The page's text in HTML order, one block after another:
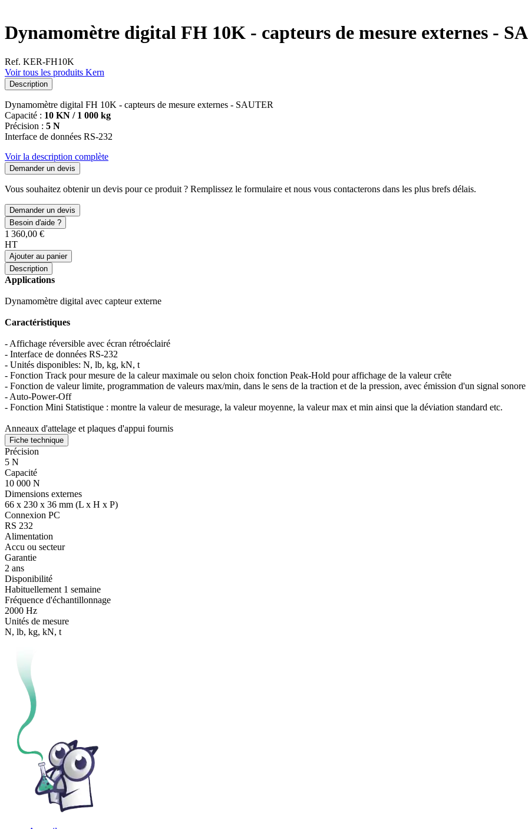
Dynamomètre digital FH 10K - capteurs de mesure externes -
Ref. KER-FH10K
Voir tous les produits Kern
Description
Dynamomètre digital FH 10K - capteurs de mesure externes - SAUTER
Capacité : 10 KN / 1 000 kg
Précision : 5 N
Interface de données RS-232
Voir la description complète
Demander un devis
Vous souhaitez obtenir un devis pour ce produit ? Remplissez le formulaire et nous vous contacterons dans les plus brefs délais.
Demander un devis
Besoin d'aide ?
1 360,00 €
HT
Ajouter au panier
Description
Applications
Dynamomètre digital avec capteur externe
Caractéristiques
- Affichage réversible avec écran rétroéclairé
- Interface de données RS-232
- Unités disponibles: N, lb, kg, kN, t
- Fonction Track pour mesure de la caleur maximale ou selon choix fonction Peak-Hold pour affichage de la valeur crête
- Fonction de valeur limite, programmation de valeurs max/min, dans le sens de la traction et de la pression, avec émission d'un signal sonore
- Auto-Power-Off
- Fonction Mini Statistique : montre la valeur de mesurage, la valeur moyenne, la valeur max et min ainsi que la déviation standard etc.
Anneaux d'attelage et plaques d'appui fournis
Fiche technique
Précision
5 N
Capacité
10 000 N
Dimensions externes
66 x 230 x 36 mm (L x H x P)
Connexion PC
RS 232
Alimentation
Accu ou secteur
Garantie
2 ans
Disponibilité
Habituellement 1 semaine
Fréquence d'échantillonnage
2000 Hz
Unités de mesure
N, lb, kg, kN, t